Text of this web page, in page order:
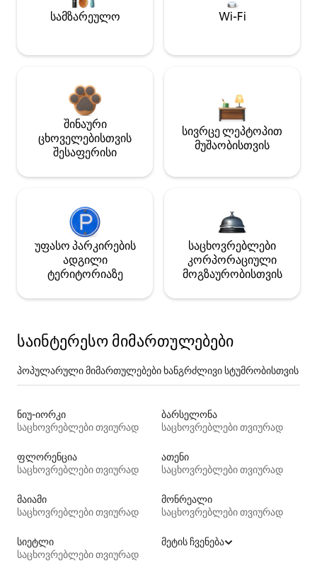
სამზარეულო Wi-Fi
შინაური
ცხოველებისთვის
შესაფერისი
სივრცე ლეპტოპით
მუშაობისთვის
უფასო პარკირების
ადგილი
ტერიტორიაზე
საცხოვრებლები
კორპორაციული
მოგზაურობისთვის
საინტერესო მიმართულებები
პოპულარული მიმართულებები ხანგრძლივი სტუმრობისთვის
ნიუ-იორკი
საცხოვრებლები თვიურად
ბარსელონა
საცხოვრებლები თვიურად
ფლორენცია
საცხოვრებლები თვიურად
ათენი
საცხოვრებლები თვიურად
მაიამი
საცხოვრებლები თვიურად
მონრეალი
საცხოვრებლები თვიურად
სიეტლი
საცხოვრებლები თვიურად
მეტის ჩვენება